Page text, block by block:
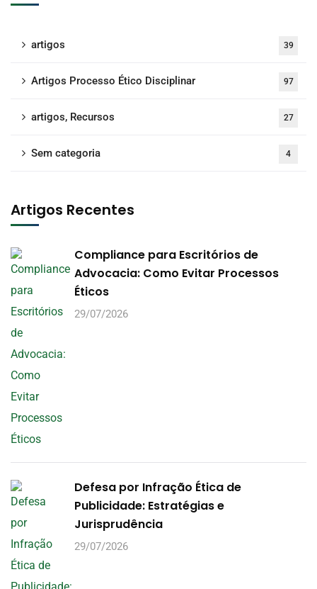
artigos 39
Artigos Processo Ético Disciplinar 97
artigos, Recursos 27
Sem categoria 4
Artigos Recentes
Compliance para Escritórios de
Advocacia: Como Evitar Processos
Éticos
29/07/2026
Defesa por Infração Ética de
Publicidade: Estratégias e
Jurisprudência
29/07/2026